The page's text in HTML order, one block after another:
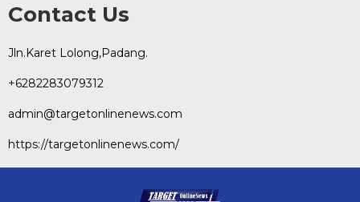
Contact Us
Jln.Karet Lolong,Padang.
+6282283079312
admin@targetonlinenews.com
https://targetonlinenews.com/